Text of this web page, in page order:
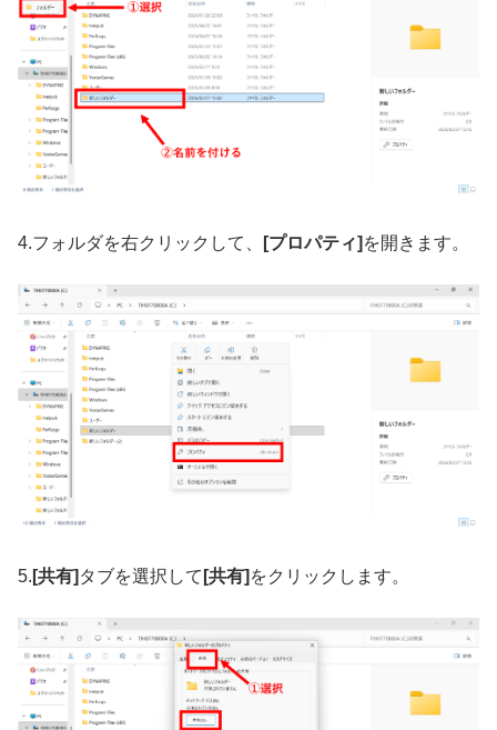
4.フォルダを右クリックして、 [プロパティ] を開きます。
5. [共有] タブを選択して [共有] をクリックします。